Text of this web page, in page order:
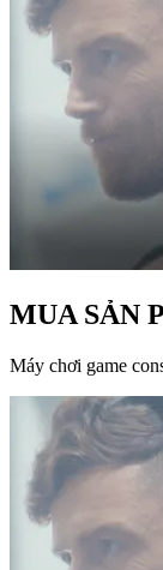
MUA SẢN
Máy chơi game